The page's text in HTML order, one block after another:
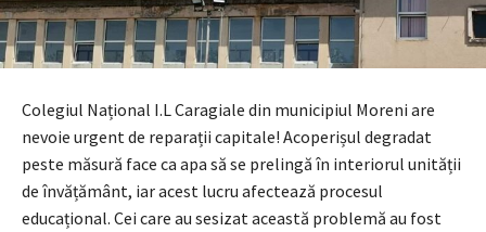
Colegiul Național I.L Caragiale din municipiul Moreni are
nevoie urgent de reparații capitale! Acoperișul degradat
peste măsură face ca apa să se prelingă în interiorul unității
de învățământ, iar acest lucru afectează procesul
educațional. Cei care au sesizat această problemă au fost